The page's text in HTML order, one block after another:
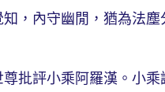
內守幽閒，猶為法塵
評小乘阿羅漢。小乘